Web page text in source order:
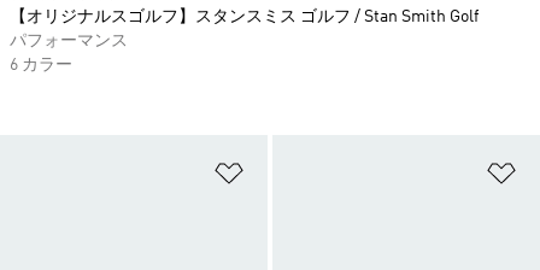
【オリジナルスゴルフ】スタンスミス ゴルフ / Stan Smith Golf
パフォーマンス
6 カラー